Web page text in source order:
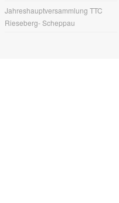
Jahreshauptversammlung TTC
Rieseberg- Scheppau